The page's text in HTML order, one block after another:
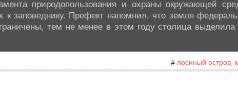
природопользования и охраны окружающей
к заповеднику. Префект напомнил, что земля
тем не менее в этом году столица
# лосиный остров